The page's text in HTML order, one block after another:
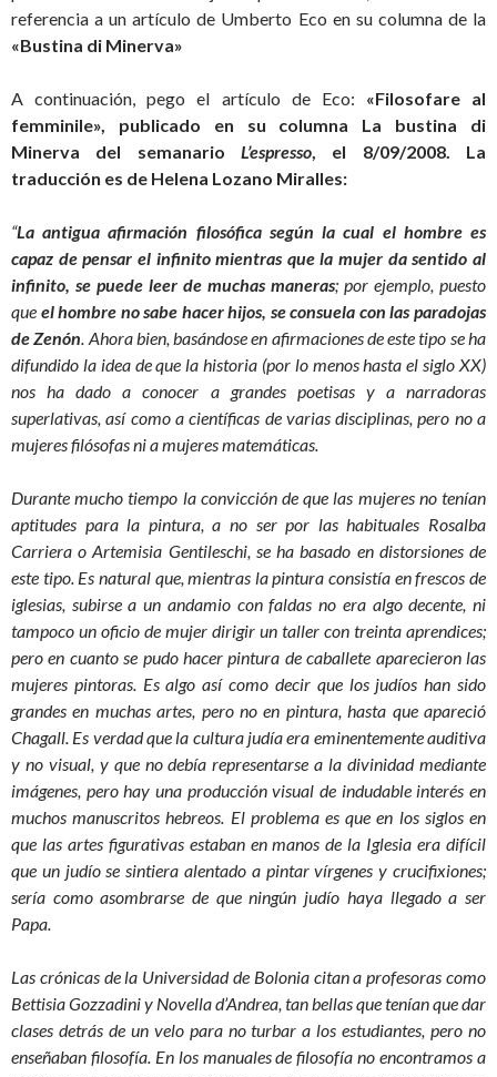
referencia a un artículo de Umberto Eco en su columna de la
«Bustina di Minerva»
A continuación, pego el artículo de Eco: «Filosofare al
femminile», publicado en su columna La bustina di
Minerva del semanario L’espresso , el 8/09/2008. La
traducción es de Helena Lozano Miralles:
“La antigua afirmación filosófica según la cual el hombre es
capaz de pensar el infinito mientras que la mujer da sentido al
infinito, se puede leer de muchas maneras; por ejemplo, puesto
que el hombre no sabe hacer hijos, se consuela con las paradojas
de Zenón . Ahora bien, basándose en afirmaciones de este tipo se ha
difundido la idea de que la historia (por lo menos hasta el siglo XX)
nos ha dado a conocer a grandes poetisas y a narradoras
superlativas, así como a científicas de varias disciplinas, pero no a
mujeres filósofas ni a mujeres matemáticas.
Durante mucho tiempo la convicción de que las mujeres no tenían
aptitudes para la pintura, a no ser por las habituales Rosalba
Carriera o Artemisia Gentileschi, se ha basado en distorsiones de
este tipo. Es natural que, mientras la pintura consistía en frescos de
iglesias, subirse a un andamio con faldas no era algo decente, ni
tampoco un oficio de mujer dirigir un taller con treinta aprendices;
pero en cuanto se pudo hacer pintura de caballete aparecieron las
mujeres pintoras. Es algo así como decir que los judíos han sido
grandes en muchas artes, pero no en pintura, hasta que apareció
Chagall. Es verdad que la cultura judía era eminentemente auditiva
y no visual, y que no debía representarse a la divinidad mediante
imágenes, pero hay una producción visual de indudable interés en
muchos manuscritos hebreos. El problema es que en los siglos en
que las artes figurativas estaban en manos de la Iglesia era difícil
que un judío se sintiera alentado a pintar vírgenes y crucifixiones;
sería como asombrarse de que ningún judío haya llegado a ser
Papa.
Las crónicas de la Universidad de Bolonia citan a profesoras como
Bettisia Gozzadini y Novella d’Andrea, tan bellas que tenían que dar
clases detrás de un velo para no turbar a los estudiantes, pero no
enseñaban filosofía. En los manuales de filosofía no encontramos a